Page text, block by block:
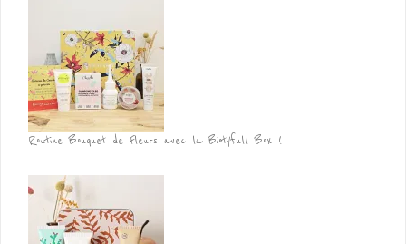
Routine Bouquet de Fleurs avec la Biotyfull Box !